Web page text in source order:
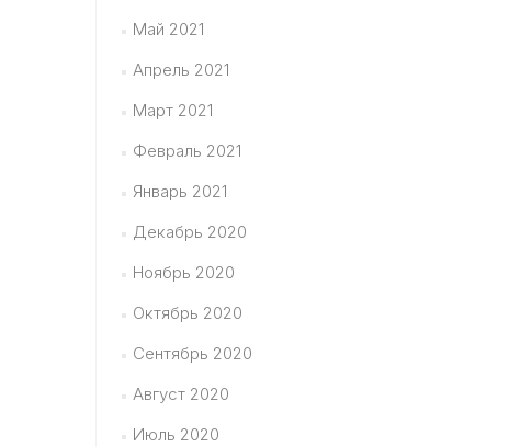
Май 2021
Апрель 2021
Март 2021
Февраль 2021
Январь 2021
Декабрь 2020
Ноябрь 2020
Октябрь 2020
Сентябрь 2020
Август 2020
Июль 2020